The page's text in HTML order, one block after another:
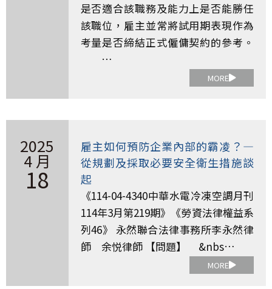
是否適合該職務及能力上是否能勝任
該職位，雇主並常將試用期表現作為
考量是否締結正式僱傭契約的參考。
…
MORE
2025
4 月
18
雇主如何預防企業內部的霸凌？—
從規劃及採取必要安全衛生措施談
起
《114-04-4340中華水電冷凍空調月刊
114年3月第219期》《勞資法律權益系
列46》 永然聯合法律事務所李永然律
師 余悦律師 【問題】 &nbs…
MORE